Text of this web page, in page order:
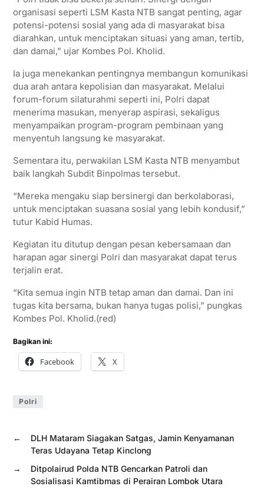
organisasi seperti LSM Kasta NTB sangat penting, agar
potensi-potensi sosial yang ada di masyarakat bisa
diarahkan, untuk menciptakan situasi yang aman, tertib,
dan damai,” ujar Kombes Pol. Kholid.
Ia juga menekankan pentingnya membangun komunikasi
dua arah antara kepolisian dan masyarakat. Melalui
forum-forum silaturahmi seperti ini, Polri dapat
menerima masukan, menyerap aspirasi, sekaligus
menyampaikan program-program pembinaan yang
menyentuh langsung ke masyarakat.
Sementara itu, perwakilan LSM Kasta NTB menyambut
baik langkah Subdit Binpolmas tersebut.
“Mereka mengaku siap bersinergi dan berkolaborasi,
untuk menciptakan suasana sosial yang lebih kondusif,”
tutur Kabid Humas.
Kegiatan itu ditutup dengan pesan kebersamaan dan
harapan agar sinergi Polri dan masyarakat dapat terus
terjalin erat.
“Kita semua ingin NTB tetap aman dan damai. Dan ini
tugas kita bersama, bukan hanya tugas polisi,” pungkas
Kombes Pol. Kholid.(red)
Bagikan ini:
Facebook X
Polri
←
DLH Mataram Siagakan Satgas, Jamin Kenyamanan
Teras Udayana Tetap Kinclong
→
Ditpolairud Polda NTB Gencarkan Patroli dan
Sosialisasi Kamtibmas di Perairan Lombok Utara